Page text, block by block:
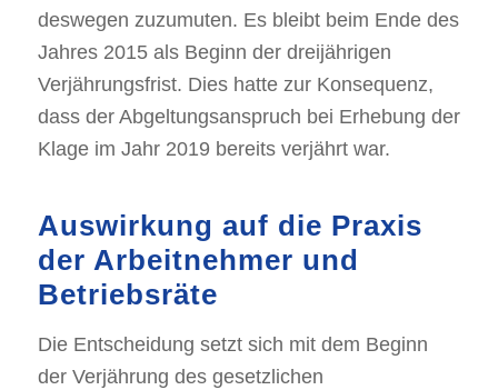
deswegen zuzumuten. Es bleibt beim Ende des
Jahres 2015 als Beginn der dreijährigen
Verjährungsfrist. Dies hatte zur Konsequenz,
dass der Abgeltungsanspruch bei Erhebung der
Klage im Jahr 2019 bereits verjährt war.
Auswirkung auf die Praxis
der Arbeitnehmer und
Betriebsräte
Die Entscheidung setzt sich mit dem Beginn
der Verjährung des gesetzlichen